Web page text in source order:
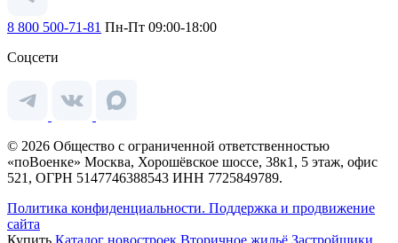
8 800 500-71-81 Пн-Пт 09:00-18:00
Соцсети
© 2026 Общество с ограниченной ответственностью
«поВоенке» Москва, Хорошёвское шоссе, 38к1, 5 этаж, офис
521, ОГРН 5147746388543 ИНН 7725849789.
Политика конфиденциальности. Поддержка и продвижение
сайта